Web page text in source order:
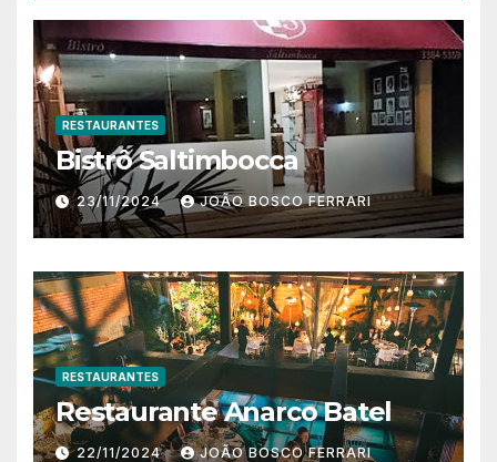
RESTAURANTES
Bistrô Saltimbocca
23/11/2024 JOÃO BOSCO FERRARI
RESTAURANTES
Restaurante Anarco Batel
22/11/2024 JOÃO BOSCO FERRARI